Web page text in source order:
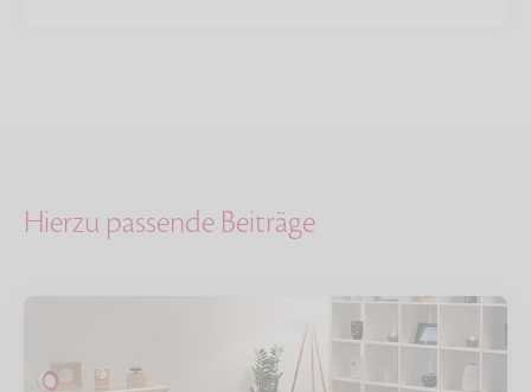
Hierzu passende Beiträge